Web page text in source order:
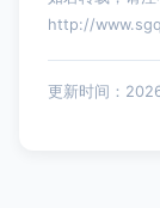
http://
更新时间：